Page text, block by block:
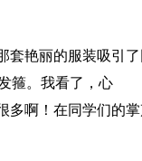
套艳丽的服装吸引了
箍。我看了，心
多啊！在同学们的